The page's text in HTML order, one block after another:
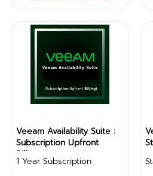
Veeam Availability Suite :
Subscription Upfront
Billing
1 Year Subscription